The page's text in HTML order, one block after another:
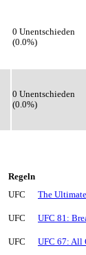
0 Unentschieden
(0.0%)
0 Unentschieden
(0.0%)
Regeln
UFC
The
UFC
UFC 81:
UFC
UFC 67: All